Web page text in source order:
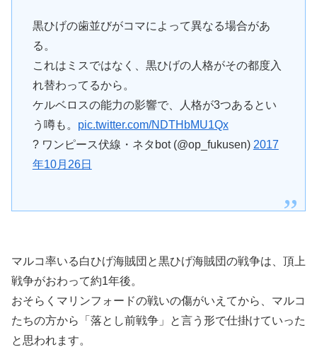
黒ひげの歯並びがコマによって異なる場合があ
る。
これはミスではなく、黒ひげの人格がその都度入
れ替わってるから。
ケルベロスの能力の影響で、人格が3つあるとい
う噂も。 pic.twitter.com/NDTHbMU1Qx
? ワンピース伏線・ネタbot (@op_fukusen) 2017
年10月26日
マルコ率いる白ひげ海賊団と黒ひげ海賊団の戦争は、頂上
戦争がおわって約1年後。
おそらくマリンフォードの戦いの傷がいえてから、マルコ
たちの方から「落とし前戦争」と言う形で仕掛けていった
と思われます。